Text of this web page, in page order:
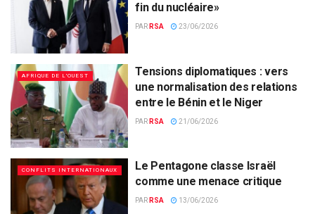
fin du nucléaire»
PAR RSA 23/06/2026
AFRIQUE DE L'OUEST
Tensions diplomatiques : vers
une normalisation des relations
entre le Bénin et le Niger
PAR RSA 21/06/2026
CONFLITS INTERNATIONAUX
Le Pentagone classe Israël
comme une menace critique
PAR RSA 13/06/2026